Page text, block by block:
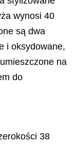
wynosi 40
są dwa
i oksydowane,
na
do
38